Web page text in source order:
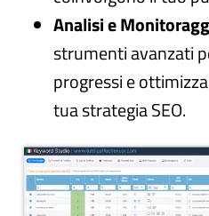
Analisi e
strumenti avanzati
progressi e
tua strategia SEO.